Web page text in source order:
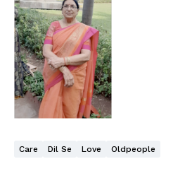
Care Dil Se Love Oldpeople